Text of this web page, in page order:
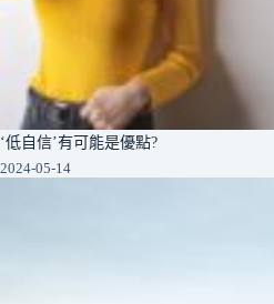
‘低自信’有可能是優點?
2024-05-14